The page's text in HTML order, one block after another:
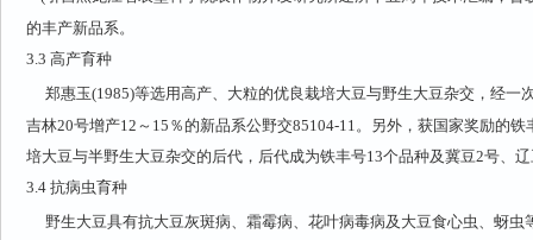
的丰产新品系。
3.3 高产育种
郑惠玉(1985)等选用高产、大粒的优良栽培大豆与野生大豆杂交，经一
吉林20号增产12～15％的新品系公野交85104-11。另外，获国家奖励的
培大豆与半野生大豆杂交的后代，后代成为铁丰号13个品种及冀豆2号、
3.4 抗病虫育种
野生大豆具有抗大豆灰斑病、霜霉病、花叶病毒病及大豆食心虫、蚜